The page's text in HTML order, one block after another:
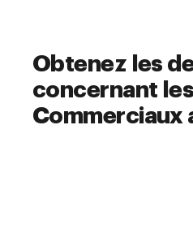
Obtenez les
concernant
Commerciaux